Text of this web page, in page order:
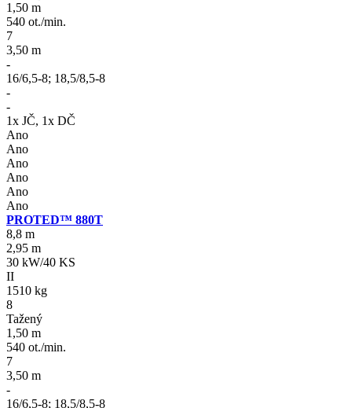
1,50 m
540 ot./min.
7
3,50 m
-
16/6,5-8; 18,5/8,5-8
-
-
1x JČ, 1x DČ
Ano
Ano
Ano
Ano
Ano
Ano
PROTED™ 880T
8,8 m
2,95 m
30 kW/40 KS
II
1510 kg
8
Tažený
1,50 m
540 ot./min.
7
3,50 m
-
16/6,5-8; 18,5/8,5-8